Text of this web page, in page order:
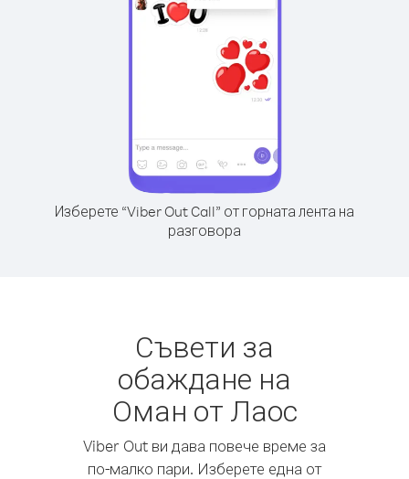
Изберете “Viber Out Call” от горната лента на
разговора
Съвети за
обаждане на
Оман от Лаос
Viber Out ви дава повече време за
по-малко пари. Изберете една от